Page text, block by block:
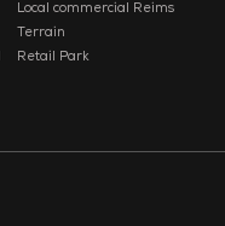
Local commercial Reims
Terrain
Retail Park